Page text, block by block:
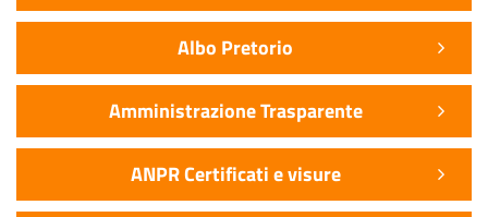
Albo Pretorio
Amministrazione Trasparente
ANPR Certificati e visure